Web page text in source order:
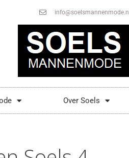
info@soelsmannenmode.nl
Over Soels